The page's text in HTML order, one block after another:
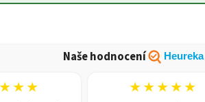
Naše hodnocení Heureka
★★★★★